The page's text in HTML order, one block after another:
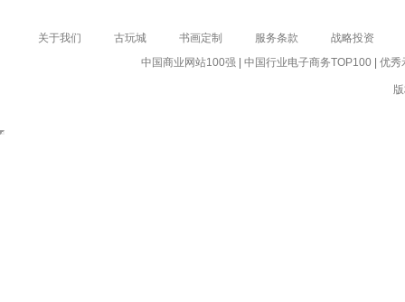
关于我们 古玩城 书画定制 服务条款
战略投资
中国商业网站100强
中国行业电子商务TOP100 优秀